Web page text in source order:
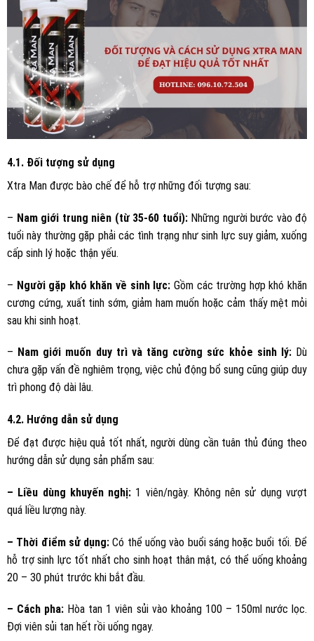
4.1. Đối tượng sử dụng
Xtra Man được bào chế để hỗ trợ những đối tượng sau:
– Nam giới trung niên (từ 35-60 tuổi):Những người bước vào độ
tuổi này thường gặp phải các tình trạng như sinh lực suy giảm, xuống
cấp sinh lý hoặc thận yếu.
– Người gặp khó khăn về sinh lực: Gồm các trường hợp khó khăn
cương cứng, xuất tinh sớm, giảm ham muốn hoặc cảm thấy mệt mỏi
sau khi sinh hoạt.
– Nam giới muốn duy trì và tăng cường sức khỏe sinh lý:Dù
chưa gặp vấn đề nghiêm trọng, việc chủ động bổ sung cũng giúp duy
trì phong độ dài lâu.
4.2. Hướng dẫn sử dụng
Để đạt được hiệu quả tốt nhất, người dùng cần tuân thủ đúng theo
hướng dẫn sử dụng sản phẩm sau:
– Liều dùng khuyến nghị: 1 viên/ngày. Không nên sử dụng vượt
quá liều lượng này.
– Thời điểm sử dụng: Có thể uống vào buổi sáng hoặc buổi tối. Để
hỗ trợ sinh lực tốt nhất cho sinh hoạt thân mật, có thể uống khoảng
20 – 30 phút trước khi bắt đầu.
– Cách pha: Hòa tan 1 viên sủi vào khoảng 100 – 150ml nước lọc.
Đợi viên sủi tan hết rồi uống ngay.